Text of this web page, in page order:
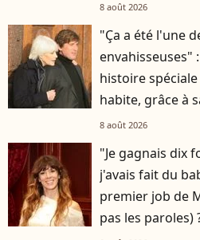
8 août 2026
"Ça a été l'une
envahisseuses"
histoire
habite, grâce à
Hardy
8 août 2026
"Je gagnais dix
j'avais fait du
premier job de
pas les paroles)